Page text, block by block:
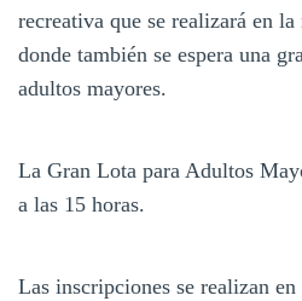
recreativa que se realizará en
donde también se espera una
adultos mayores.
La Gran Lota para Adultos
a las 15 horas.
Las inscripciones se realizan